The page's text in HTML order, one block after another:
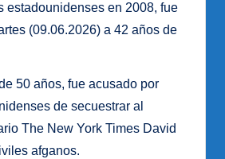
estadounidenses en 2008, fue
(09.06.2026) a 42 años de
50 años, fue acusado por
de secuestrar al
The New York Times David
afganos.